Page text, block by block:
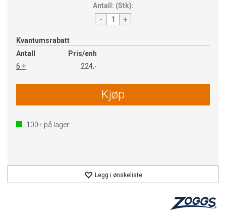
Antall: (Stk):
- +
Kvantumsrabatt
Antall
Pris/enh
6 +
224,-
Kjøp
100+ på lager
Legg i ønskeliste